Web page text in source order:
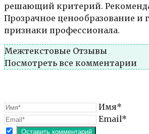
решающий критерий.
Прозрачное ценообразование и
признаки профессионала.
Межтекстовые Отзывы
Посмотреть все комментарии
Имя*
Email*